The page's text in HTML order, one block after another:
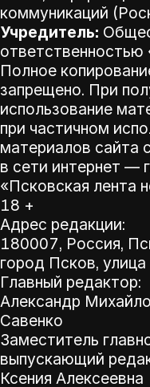
коммуникаций
Учредитель:
ответственностью
Полное
запрещено. При
использование
при частичном
материалов сайта
в сети интернет —
«Псковская лента
18 +
Адрес редакции:
180007, Россия,
город Псков,
Главный редактор:
Александр
Савенко
Заместитель
выпускающий
Ксения Алексеевна